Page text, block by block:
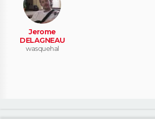
Jerome
DELAGNEAU
wasquehal